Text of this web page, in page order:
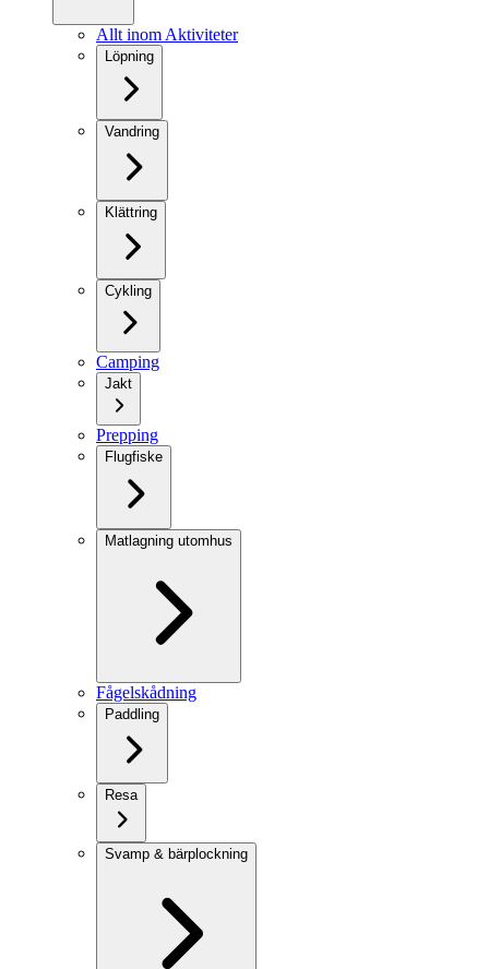
Allt inom Aktiviteter
Löpning
Vandring
Klättring
Cykling
Camping
Jakt
Prepping
Flugfiske
Matlagning utomhus
Fågelskådning
Paddling
Resa
Svamp & bärplockning